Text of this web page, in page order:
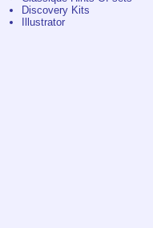
Discovery Kits
Illustrator